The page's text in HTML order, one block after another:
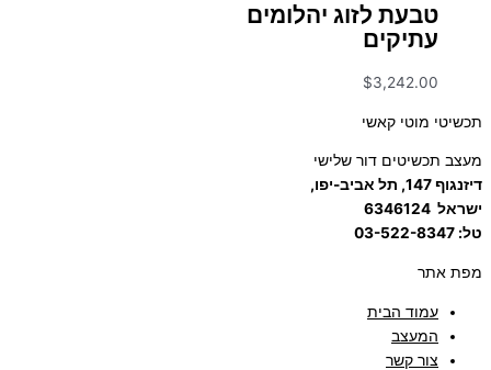
טבעת לזוג יהלומים
עתיקים
$3,242.00
תכשיטי מוטי קאשי
מעצב תכשיטים דור שלישי
דיזנגוף 147, תל אביב-יפו,
ישראל 6346124
טל: 03-522-8347
מפת אתר
עמוד הבית
המעצב
צור קשר